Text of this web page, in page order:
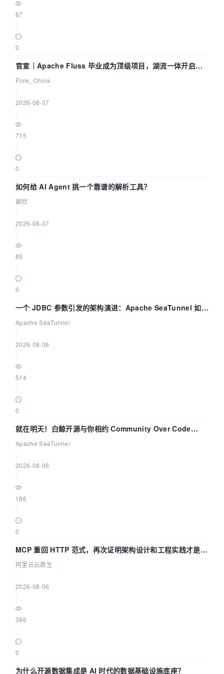
87
0
官宣｜Apache Fluss 毕业成为顶级项目，湖流一体开启
Agentic Lake 全面实时化时代
Flink_China
2026-08-07
715
0
如何给 AI Agent 挑一个靠谱的解析工具？
颖欣
2026-08-07
85
0
一个 JDBC 参数引发的架构演进：Apache SeaTunnel 如何
解决数据同步中的“定时 Flush”难题
Apache SeaTunnel
2026-08-06
514
0
就在明天！白鲸开源与你相约 Community Over Code
Asia 2026 主题演讲！
Apache SeaTunnel
2026-08-06
186
0
MCP 重回 HTTP 范式，再次证明架构设计和工程实践才是稀
缺资源
阿里云云原生
2026-08-06
386
0
为什么开源数据集成是 AI 时代的数据基础设施底座？